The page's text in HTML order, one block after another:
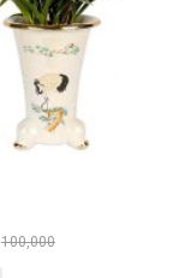
100,000